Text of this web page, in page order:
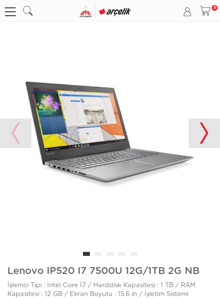
Lenovo IP520 I7 7500U 12G/1TB 2G NB
İşlemci Tipi : Intel Core İ7 / Harddisk Kapasitesi : 1 TB / RAM
Kapasitesi : 12 GB / Ekran Boyutu : 15.6 in / İşletim Sistemi